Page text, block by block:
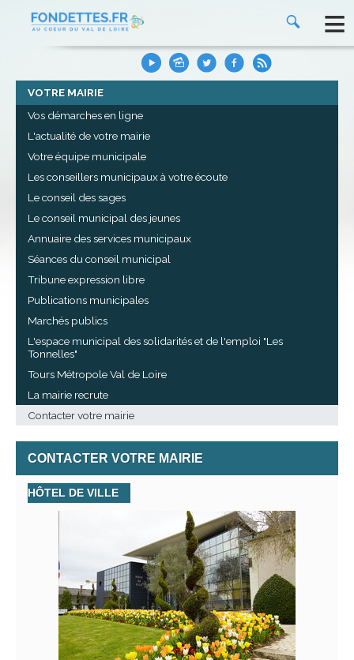
≡
VOTRE MAIRIE
Vos démarches en ligne
L'actualité de votre mairie
Votre équipe municipale
Les conseillers municipaux à votre écoute
Le conseil des sages
Le conseil municipal des jeunes
Annuaire des services municipaux
Séances du conseil municipal
Tribune expression libre
Publications municipales
Marchés publics
L'espace municipal des solidarités et de l'emploi "Les
Tonnelles"
Tours Métropole Val de Loire
La mairie recrute
Contacter votre mairie
CONTACTER VOTRE MAIRIE
HÔTEL DE VILLE